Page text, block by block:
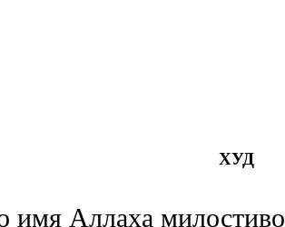
ХУД
имя Аллаха